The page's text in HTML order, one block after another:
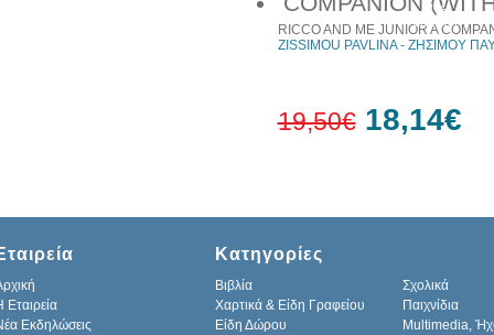
7%
έκπτωση
RICCO AND ME JUNIOR A
ZISSIMOU PAVLINA - ΖΗΣΙΜΟΥ
19,50€ 18,14€
Εταιρεία
Εκδηλώσεις
Κατηγορίες
Βιβλία
Σχολικά
Χαρτικά & Είδη Γραφείου
Παιχνίδια
Είδη Δώρου
Multimedia,